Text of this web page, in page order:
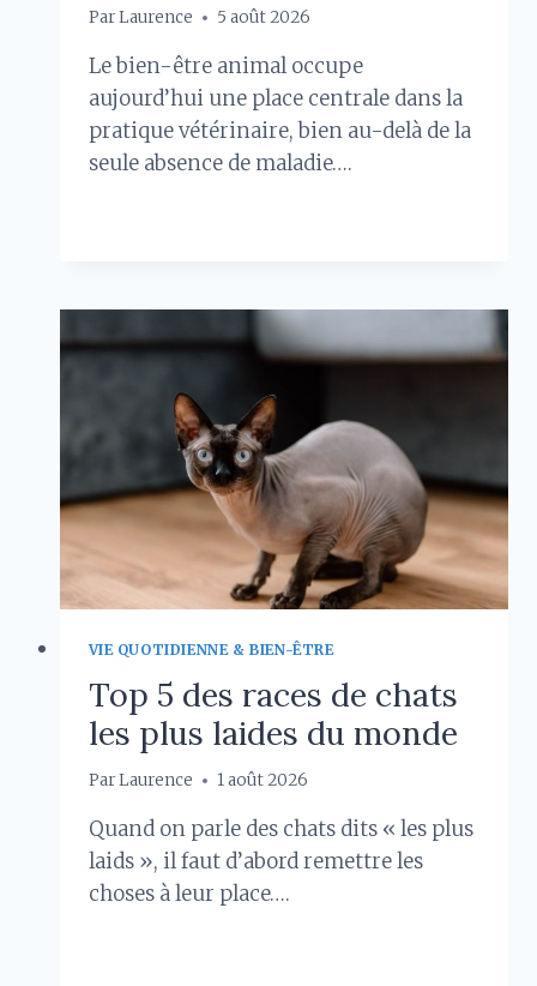
Par Laurence 5 août 2026
Le bien-être animal occupe
aujourd’hui une place centrale dans la
pratique vétérinaire, bien au-delà de la
seule absence de maladie….
LE
BIEN-
ÊTRE
4
RÉFÉRENCES
À
CONNAÎTRE
VIE QUOTIDIENNE & BIEN-ÊTRE
Top 5 des races de chats
les plus laides du monde
Par Laurence 1 août 2026
Quand on parle des chats dits « les plus
laids », il faut d’abord remettre les
choses à leur place….